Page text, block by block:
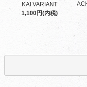
KAI VARIANT
1,100円(内税)